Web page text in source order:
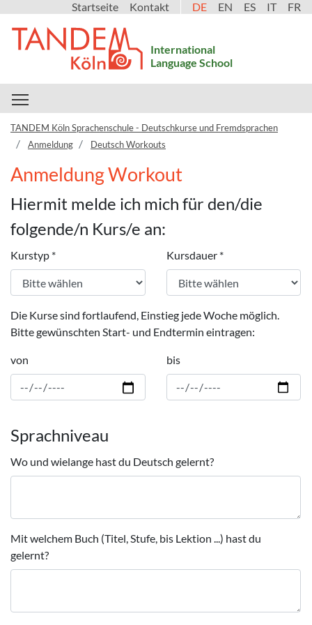
Startseite Kontakt DE EN ES IT FR
International
Language School
TANDEM Köln Sprachenschule - Deutschkurse und Fremdsprachen
Anmeldung
Deutsch Workouts
Anmeldung Workout
Hiermit melde ich mich für den/die
folgende/n Kurs/e an:
Kurstyp * Kursdauer *
Die Kurse sind fortlaufend, Einstieg jede Woche möglich.
Bitte gewünschten Start- und Endtermin eintragen:
von bis
Sprachniveau
Wo und wielange hast du Deutsch gelernt?
Mit welchem Buch (Titel, Stufe, bis Lektion ...) hast du
gelernt?